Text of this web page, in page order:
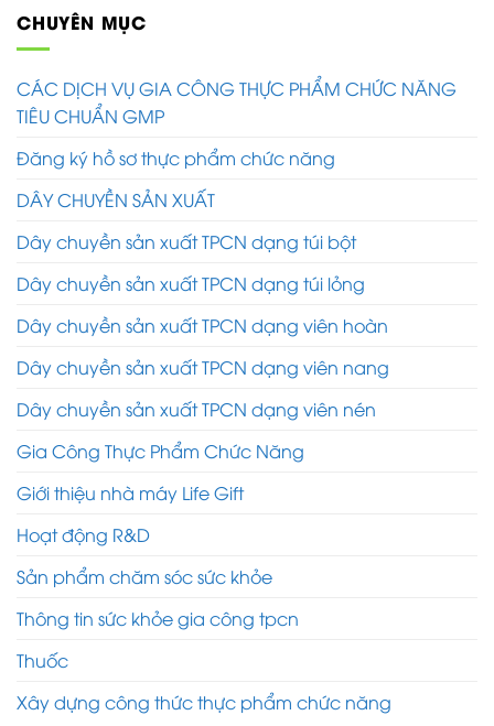
CHUYÊN MỤC
CÁC DỊCH VỤ GIA CÔNG THỰC PHẨM CHỨC NĂNG
TIÊU CHUẨN GMP
Đăng ký hồ sơ thực phẩm chức năng
DÂY CHUYỀN SẢN XUẤT
Dây chuyền sản xuất TPCN dạng túi bột
Dây chuyền sản xuất TPCN dạng túi lỏng
Dây chuyền sản xuất TPCN dạng viên hoàn
Dây chuyền sản xuất TPCN dạng viên nang
Dây chuyền sản xuất TPCN dạng viên nén
Gia Công Thực Phẩm Chức Năng
Giới thiệu nhà máy Life Gift
Hoạt động R&D
Sản phẩm chăm sóc sức khỏe
Thông tin sức khỏe gia công tpcn
Thuốc
Xây dựng công thức thực phẩm chức năng